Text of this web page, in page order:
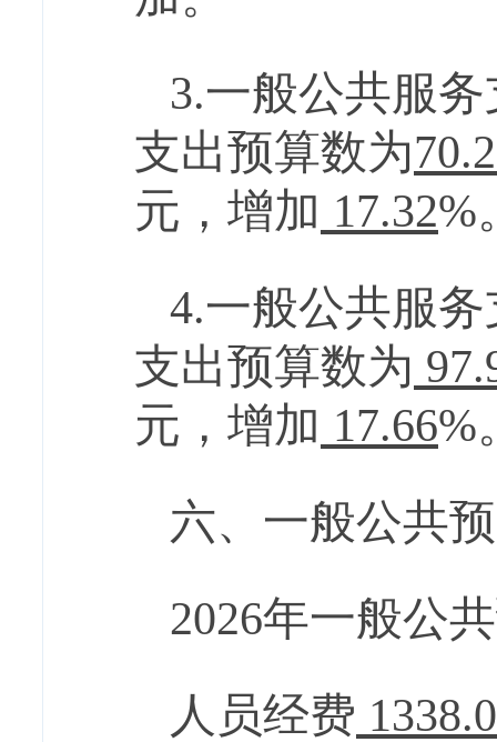
3.一般公共服
支出预算数为
元， 增加 17.32%
4.一般公共服
支出预算数为
元， 增加 17.66%
六、一般公共
2026年一般公
人员经费